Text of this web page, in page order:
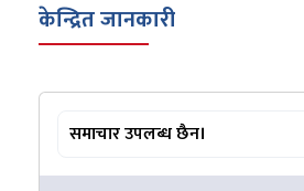
केन्द्रित जानकारी
समाचार उपलब्ध छैन।